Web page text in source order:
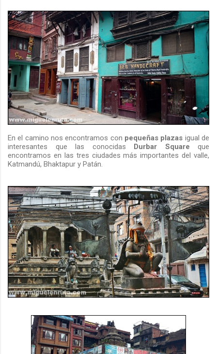
En el camino nos encontramos con pequeñas plazas igual de
interesantes que las conocidas Durbar Square que
encontramos en las tres ciudades más importantes del valle,
Katmandú, Bhaktapur y Patán.